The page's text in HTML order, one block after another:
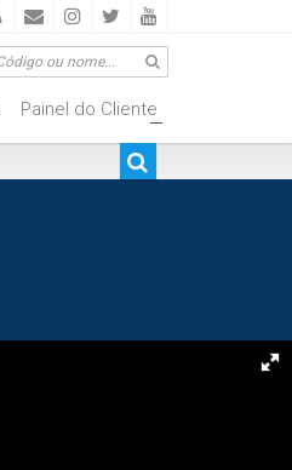
+
Painel do Cliente